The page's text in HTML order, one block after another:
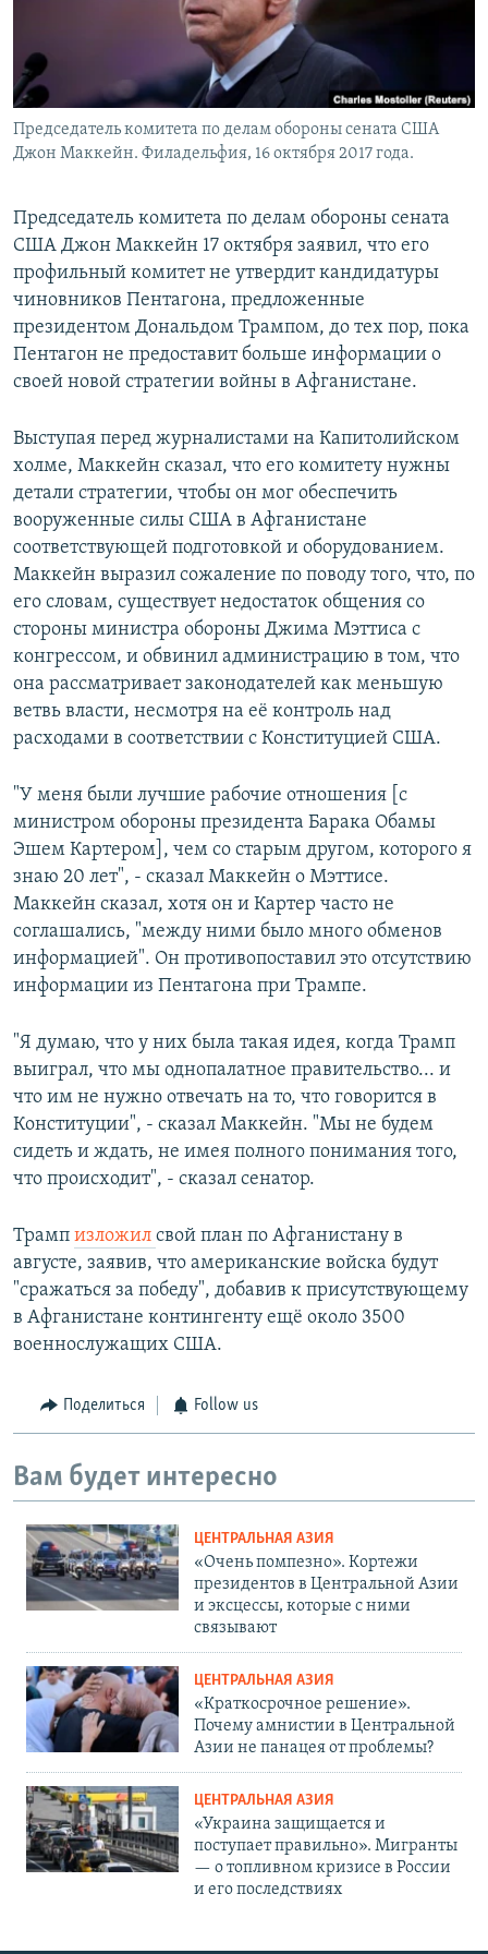
Председатель комитета по делам обороны сената США
Джон Маккейн. Филадельфия, 16 октября 2017 года.
Председатель комитета по делам обороны сената
США Джон Маккейн 17 октября заявил, что его
профильный комитет не утвердит кандидатуры
чиновников Пентагона, предложенные
президентом Дональдом Трампом, до тех пор, пока
Пентагон не предоставит больше информации о
своей новой стратегии войны в Афганистане.
Выступая перед журналистами на Капитолийском
холме, Маккейн сказал, что его комитету нужны
детали стратегии, чтобы он мог обеспечить
вооруженные силы США в Афганистане
соответствующей подготовкой и оборудованием.
Маккейн выразил сожаление по поводу того, что, по
его словам, существует недостаток общения со
стороны министра обороны Джима Мэттиса с
конгрессом, и обвинил администрацию в том, что
она рассматривает законодателей как меньшую
ветвь власти, несмотря на её контроль над
расходами в соответствии с Конституцией США.
"У меня были лучшие рабочие отношения [с
министром обороны президента Барака Обамы
Эшем Картером], чем со старым другом, которого я
знаю 20 лет", - сказал Маккейн о Мэттисе.
Маккейн сказал, хотя он и Картер часто не
соглашались, "между ними было много обменов
информацией". Он противопоставил это отсутствию
информации из Пентагона при Трампе.
"Я думаю, что у них была такая идея, когда Трамп
выиграл, что мы однопалатное правительство... и
что им не нужно отвечать на то, что говорится в
Конституции", - сказал Маккейн. "Мы не будем
сидеть и ждать, не имея полного понимания того,
что происходит", - сказал сенатор.
Трамп изложил свой план по Афганистану в
августе, заявив, что американские войска будут
"сражаться за победу", добавив к присутствующему
в Афганистане контингенту ещё около 3500
военнослужащих США.
Поделиться Follow us
Вам будет интересно
ЦЕНТРАЛЬНАЯ АЗИЯ
«Очень помпезно». Кортежи
президентов в Центральной Азии
и эксцессы, которые с ними
связывают
ЦЕНТРАЛЬНАЯ АЗИЯ
«Краткосрочное решение».
Почему амнистии в Центральной
Азии не панацея от проблемы?
ЦЕНТРАЛЬНАЯ АЗИЯ
«Украина защищается и
поступает правильно». Мигранты
— о топливном кризисе в России
и его последствиях